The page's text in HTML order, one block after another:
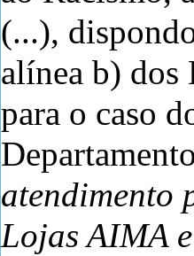
(...),
alínea b) dos
para o caso
atendimento
Lojas AIMA